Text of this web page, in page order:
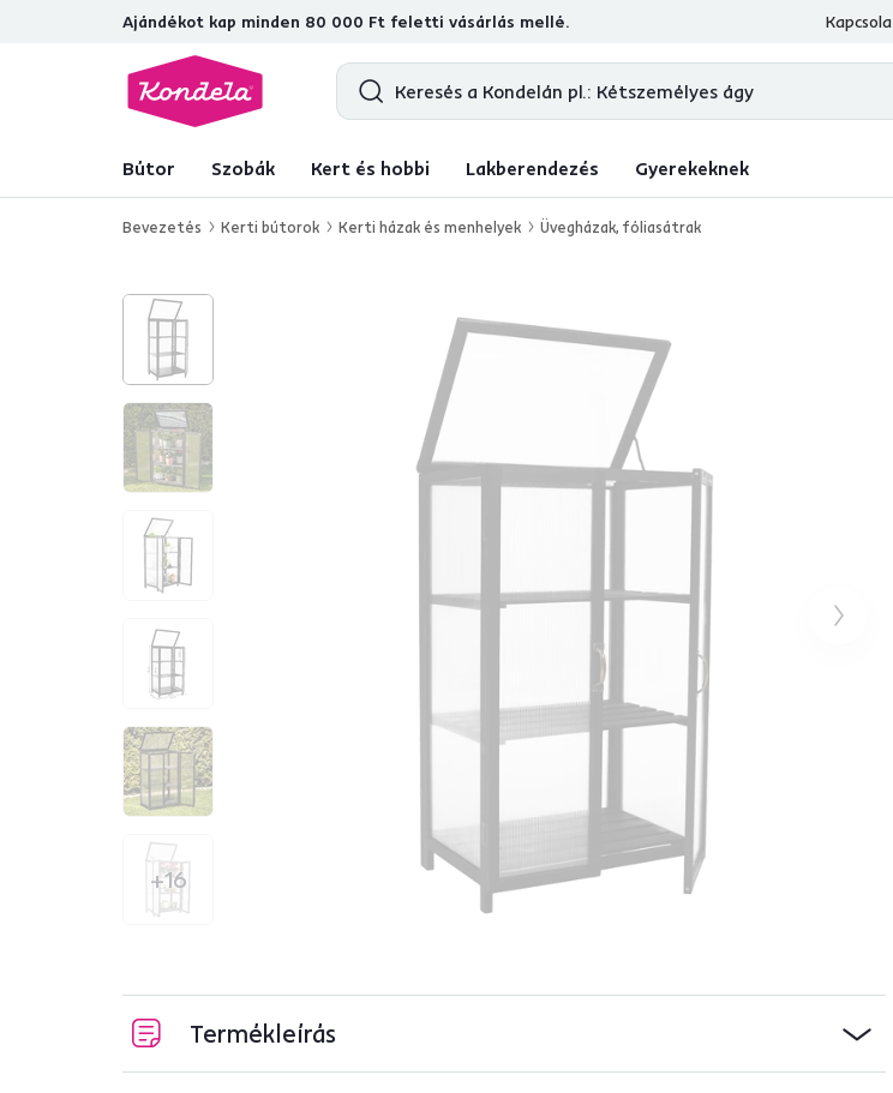
Ajándékot kap minden 80 000 Ft feletti vásárlás mellé.
4,7 31 211ellenőrzött termékértékelések
Bútor Szobák Kert és hobbi Lakberendezés Gyerekeknek
Bevezetés Kerti bútorok Kerti házak és menhelyek Üvegházak, fóliasátrak
+16
Termékleírás